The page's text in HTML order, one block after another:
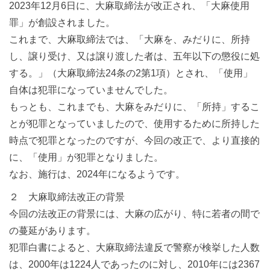
2023年12月6日に、大麻取締法が改正され、「大麻使用
罪」が創設されました。
これまで、大麻取締法では、「大麻を、みだりに、所持
し、譲り受け、又は譲り渡した者は、五年以下の懲役に処
する。」（大麻取締法24条の2第1項）とされ、「使用」
自体は犯罪になっていませんでした。
もっとも、これまでも、大麻をみだりに、「所持」するこ
とが犯罪となっていましたので、使用するために所持した
時点で犯罪となったのですが、今回の改正で、より直接的
に、「使用」が犯罪となりました。
なお、施行は、2024年になるようです。
２ 大麻取締法改正の背景
今回の法改正の背景には、大麻の広がり、特に若者の間で
の蔓延があります。
犯罪白書によると、大麻取締法違反で警察が検挙した人数
は、2000年は1224人であったのに対し、2010年には2367